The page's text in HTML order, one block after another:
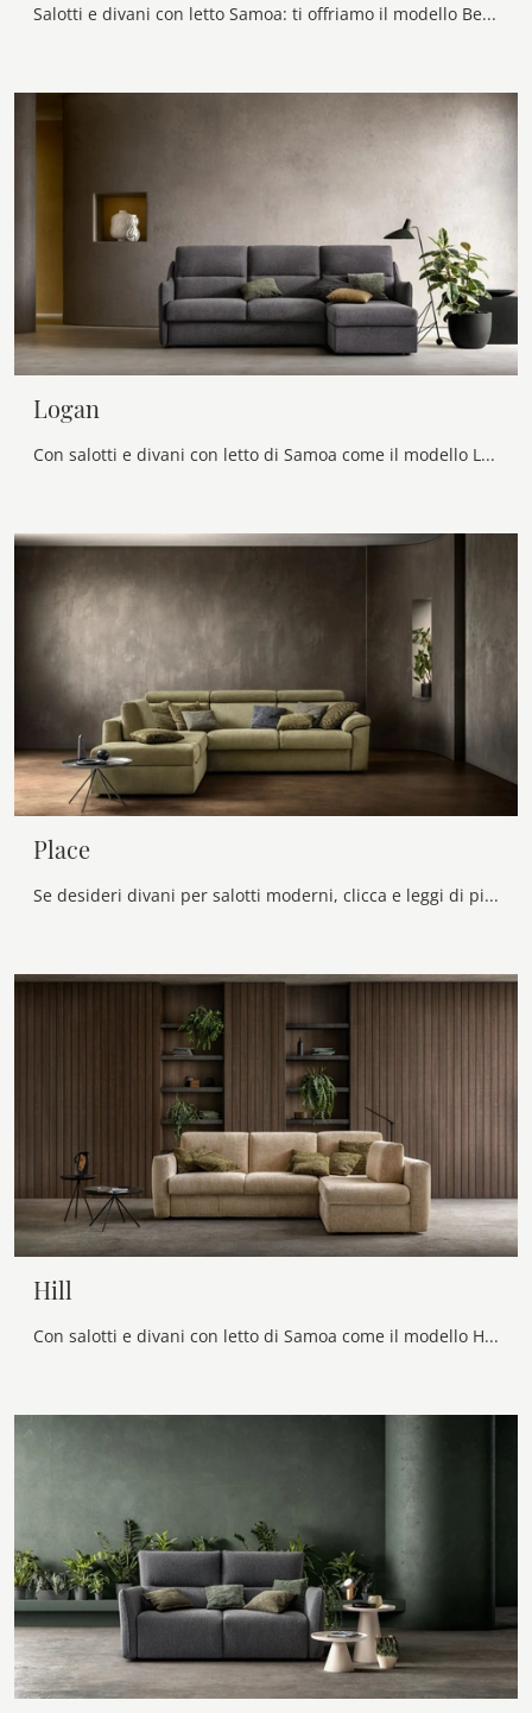
Salotti e divani con letto Samoa: ti offriamo il modello Beauty in tessuto per arricchire il living.
Logan
Con salotti e divani con letto di Samoa come il modello Logan in tessuto, potrai ultimare il tuo concept d'arredo.
Place
Se desideri divani per salotti moderni, clicca e leggi di più sul modello Place in tessuto del marchio Samoa.
Hill
Con salotti e divani con letto di Samoa come il modello Hill in tessuto, potrai completare il tuo progetto d'arredo.